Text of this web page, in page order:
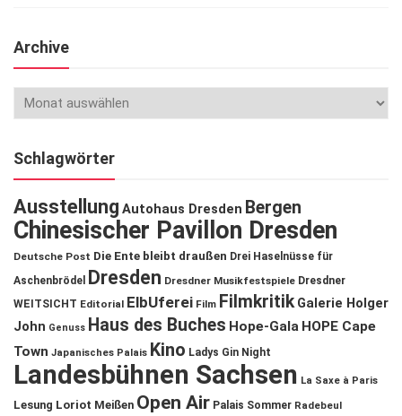
Archive
Schlagwörter
Ausstellung Autohaus Dresden Bergen
Chinesischer Pavillon Dresden
Deutsche Post Die Ente bleibt draußen Drei Haselnüsse für
Aschenbrödel
Dresden Dresdner Musikfestspiele Dresdner
WEITSICHT Editorial ElbUferei Film Filmkritik Galerie Holger
John Genuss Haus des Buches Hope-Gala HOPE Cape
Town Japanisches Palais Kino Ladys Gin Night
Landesbühnen Sachsen La Saxe à Paris
Lesung Loriot Meißen Open Air Palais Sommer Radebeul